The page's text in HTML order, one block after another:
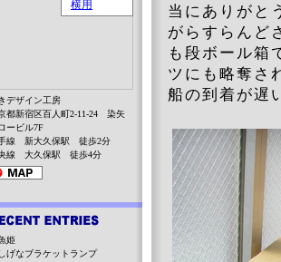
当にありがと
がらすらんど
も段ボール
ツにも略奪さ
船の到着が遅
デザイン工房
都新宿区百人町2-11-24 染矢
ービル7F
線 新大久保駅 徒歩2分
線 大久保駅 徒歩4分
姫
げなブラケットランプ